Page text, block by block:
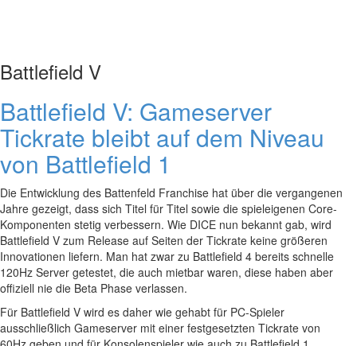
Battlefield V
Battlefield V: Gameserver
Tickrate bleibt auf dem Niveau
von Battlefield 1
Die Entwicklung des Battenfeld Franchise hat über die vergangenen
Jahre gezeigt, dass sich Titel für Titel sowie die spieleigenen Core-
Komponenten stetig verbessern. Wie DICE nun bekannt gab, wird
Battlefield V zum Release auf Seiten der Tickrate keine größeren
Innovationen liefern. Man hat zwar zu Battlefield 4 bereits schnelle
120Hz Server getestet, die auch mietbar waren, diese haben aber
offiziell nie die Beta Phase verlassen.
Für Battlefield V wird es daher wie gehabt für PC-Spieler
ausschließlich Gameserver mit einer festgesetzten Tickrate von